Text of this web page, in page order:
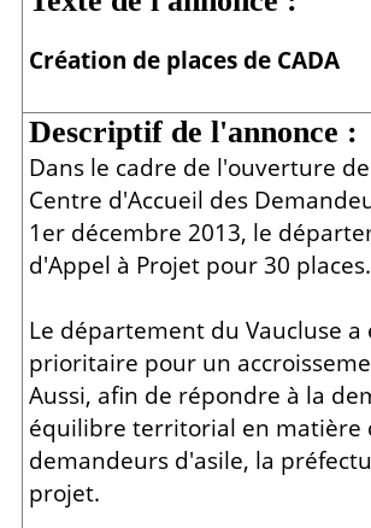
Création de places de CADA
Descriptif de l'annonce :
Dans le cadre de l'ouverture
Centre d'Accueil des
1er décembre 2013, le
d'Appel à Projet pour 30 places.
Le département du Vaucluse
prioritaire pour un
Aussi, afin de répondre à la
équilibre territorial en matière
demandeurs d'asile, la
projet.